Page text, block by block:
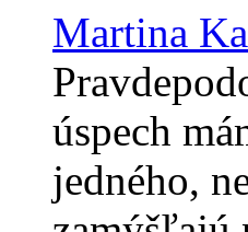
Martina
úspech
jedného,